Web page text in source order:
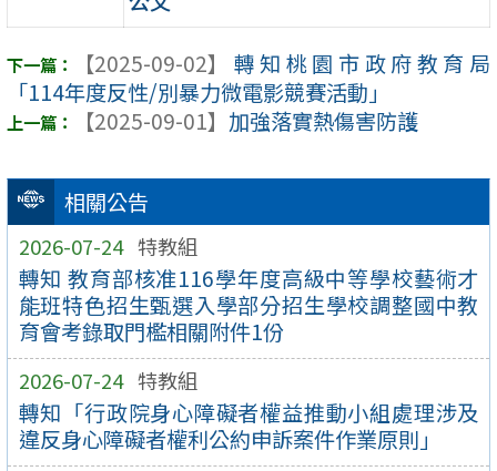
相關公告
2026-07-24 特教組
轉知 教育部核准116學年度高級中等學校藝術才
能班特色招生甄選入學部分招生學校調整國中教
育會考錄取門檻相關附件1份
2026-07-24 特教組
轉知「行政院身心障礙者權益推動小組處理涉及
違反身心障礙者權利公約申訴案件作業原則」
【2025-09-02】
轉知桃園市政府教育局
「114年度反性/別暴力微電影競賽活動」
【2025-09-01】 加強落實熱傷害防護